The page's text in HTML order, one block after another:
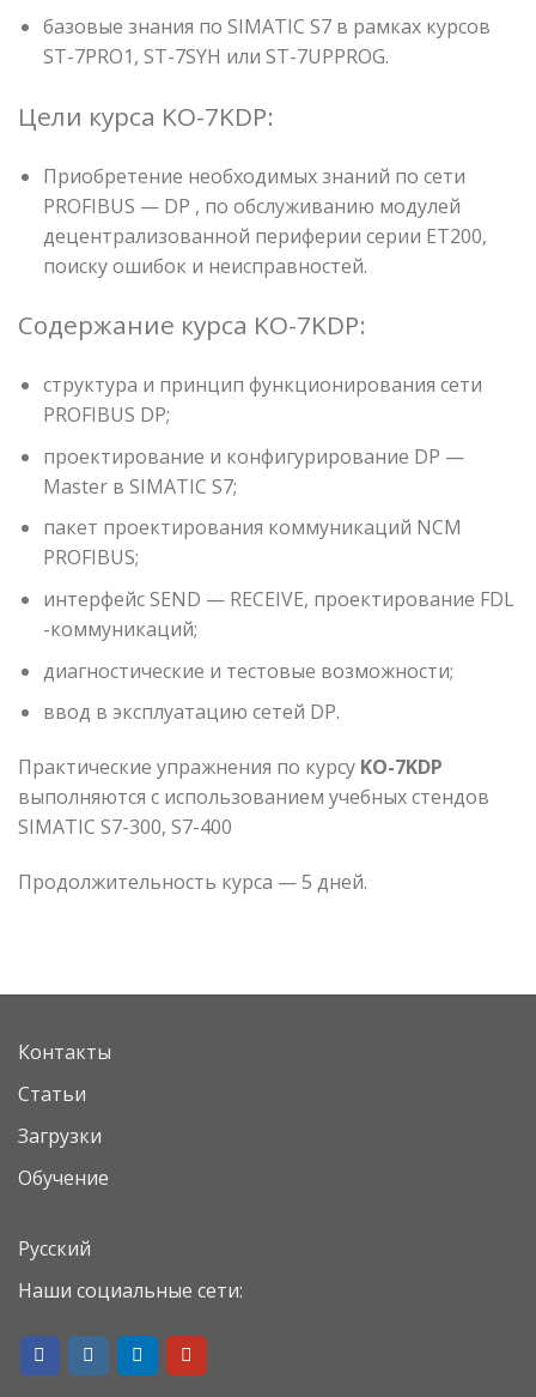
базовые знания по SIMATIC S7 в рамках курсов
ST-7PRO1, ST-7SYH или ST-7UPPROG.
Цели курса KO-7KDP:
Приобретение необходимых знаний по сети
PROFIBUS — DP , по обслуживанию модулей
децентрализованной периферии серии ЕТ200,
поиску ошибок и неисправностей.
Содержание курса KO-7KDP:
структура и принцип функционирования сети
PROFIBUS DP;
проектирование и конфигурирование DP —
Master в SIMATIC S7;
пакет проектирования коммуникаций NCM
PROFIBUS;
интерфейс SEND — RECEIVE, проектирование FDL
-коммуникаций;
диагностические и тестовые возможности;
ввод в эксплуатацию сетей DP.
Практические упражнения по курсу KO-7KDP
выполняются с использованием учебных стендов
SIMATIC S7-300, S7-400
Продолжительность курса — 5 дней.
Контакты
Статьи
Загрузки
Обучение
Русский
Наши социальные сети: